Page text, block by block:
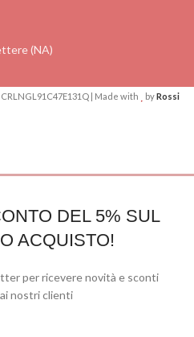
(NA)
CRLNGL91C47E131Q | Made with byRossi
DEL 5% SUL
ACQUISTO!
per ricevere novità e sconti
nostri clienti